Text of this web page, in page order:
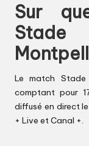
Sur
Le match Stade
comptant pour
diffusé en direct
+ Live et Canal +.